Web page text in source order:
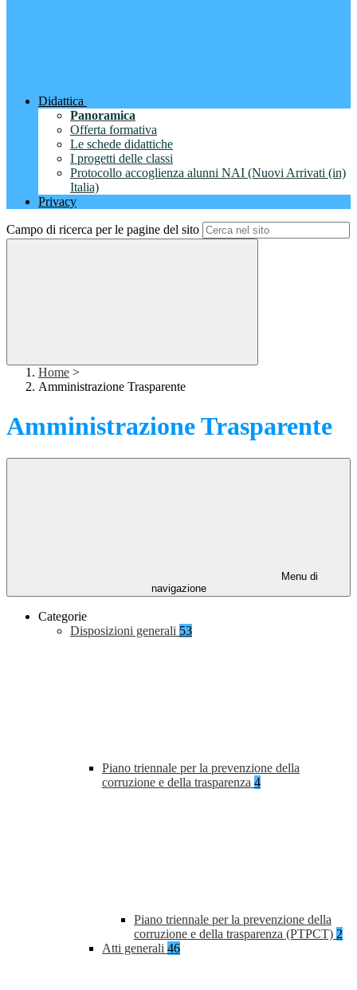
Didattica
Panoramica
Offerta formativa
Le schede didattiche
I progetti delle classi
Protocollo accoglienza alunni NAI (Nuovi Arrivati (in)
Italia)
Privacy
Campo di ricerca per le pagine del sito
Home >
Amministrazione Trasparente
Amministrazione Trasparente
Menu di
navigazione
Categorie
Disposizioni generali 53
Piano triennale per la prevenzione della
corruzione e della trasparenza 4
Piano triennale per la prevenzione della
corruzione e della trasparenza (PTPCT) 2
Atti generali 46